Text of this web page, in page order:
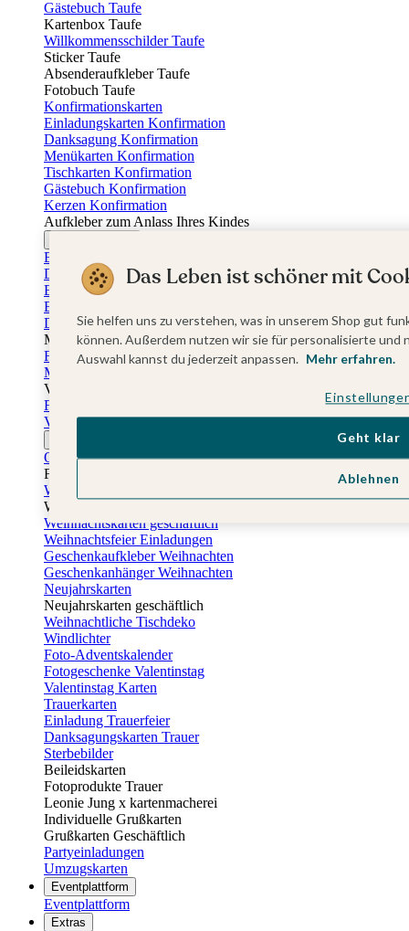
Gästebuch Taufe
Kartenbox Taufe
Willkommensschilder Taufe
Sticker Taufe
Absenderaufkleber Taufe
Fotobuch Taufe
Konfirmationskarten
Einladungskarten Konfirmation
Danksagung Konfirmation
Menükarten Konfirmation
Tischkarten Konfirmation
Gästebuch Konfirmation
Kerzen Konfirmation
Aufkleber zum Anlass Ihres Kindes
Einladungskarten Firmung
Dankeskarten Firmung
Einschulungskarten
Einladungskarten Einschulung
Danksagung Einschulung
Muttertag
Fotogeschenke Muttertag
Muttertagskarten
Vatertag
Fotogeschenke Vatertag
Vatertagskarten
Osterkarten
Fotogeschenke zu Ostern
Weihnachtskarten
Weihnachtskarten selbst gestalten
Weihnachtskarten geschäftlich
Weihnachtsfeier Einladungen
Geschenkaufkleber Weihnachten
Geschenkanhänger Weihnachten
Neujahrskarten
Neujahrskarten geschäftlich
Weihnachtliche Tischdeko
Windlichter
Foto-Adventskalender
Fotogeschenke Valentinstag
Valentinstag Karten
Trauerkarten
Einladung Trauerfeier
Danksagungskarten Trauer
Sterbebilder
Beileidskarten
Fotoprodukte Trauer
Leonie Jung x kartenmacherei
Individuelle Grußkarten
Grußkarten Geschäftlich
Partyeinladungen
Umzugskarten
Eventplattform
Eventplattform
Extras
Das Leben ist schöner mit
Sie helfen uns zu verstehen, was in unserem Shop gut
können. Außerdem nutzen wir sie für personalisierte
Auswahl kannst du jederzeit anpassen. Mehr erfahren.
Ablehnen
Geht klar